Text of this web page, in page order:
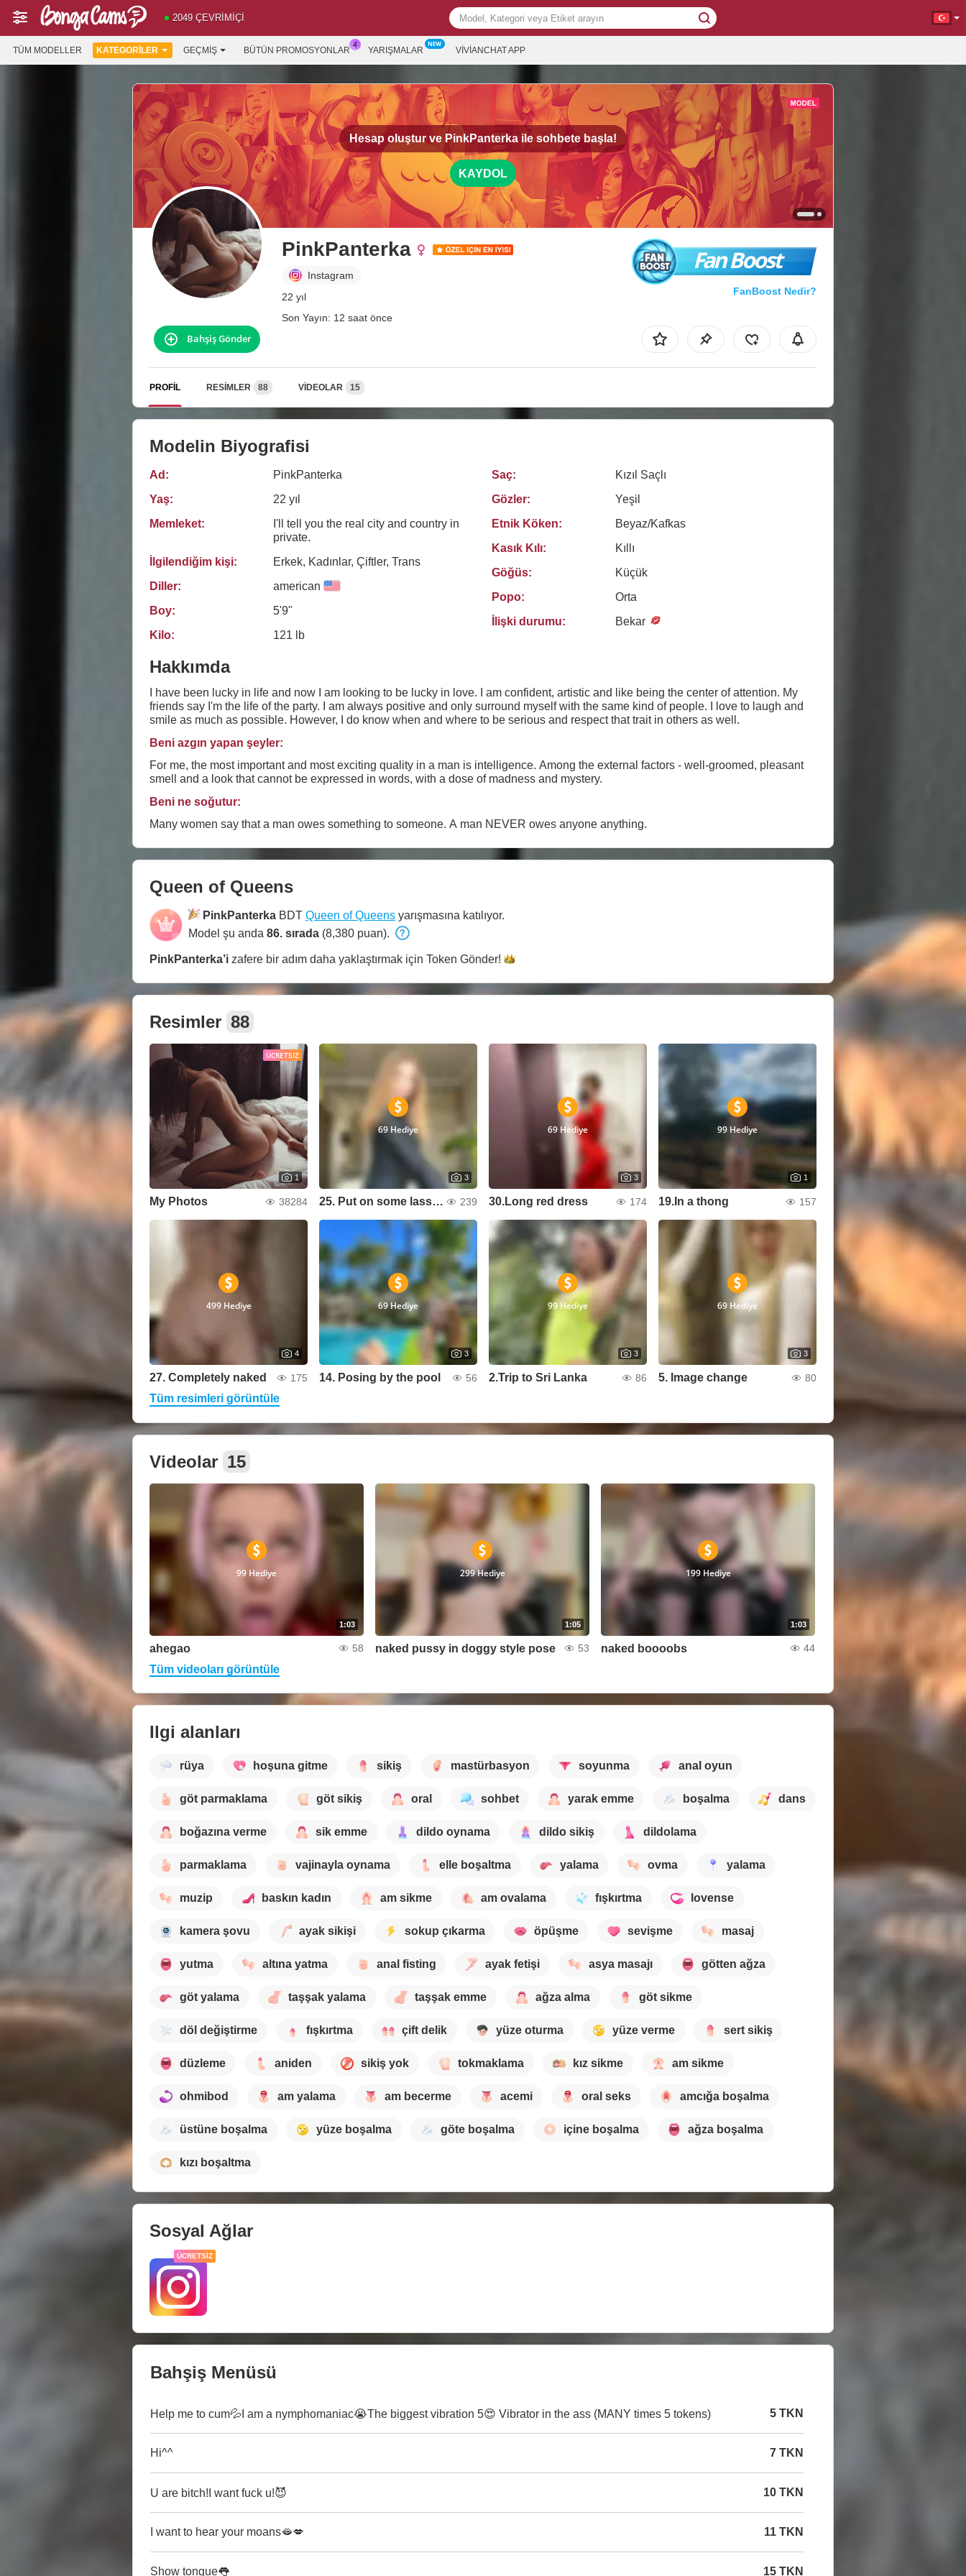
2049 ÇEVRIMIÇI
TÜM MODELLER KATEGORILER GEÇMIŞ BÜTÜN PROMOSYONLAR YARIŞMALAR VIVIANCHAT APP
Hesap oluştur ve PinkPanterka ile sohbete başla!
KAYDOL
PinkPanterka
Instagram
22 yıl
Son Yayın: 12 saat önce
Fan Boost
FanBoost Nedir?
Bahşiş Gönder
PROFIL RESIMLER 88 VIDEOLAR 15
Modelin Biyografisi
Ad:
PinkPanterka
Yaş:
22 yıl
Memleket:
I'll tell you the real city and country in
private.
İlgilendiğim kişi:
Erkek, Kadınlar, Çiftler, Trans
Diller:
american
Boy:
5'9"
Kilo:
121 lb
Saç:
Kızıl Saçlı
Gözler:
Yeşil
Etnik Köken:
Beyaz/Kafkas
Kasık Kılı:
Kıllı
Göğüs:
Küçük
Popo:
Orta
İlişki durumu:
Bekar
Hakkımda
I have been lucky in life and now I am looking to be lucky in love. I am confident, artistic and like being the center of attention. My
friends say I'm the life of the party. I am always positive and only surround myself with the same kind of people. I love to laugh and
smile as much as possible. However, I do know when and where to be serious and respect that trait in others as well.
Beni azgın yapan şeyler:
For me, the most important and most exciting quality in a man is intelligence. Among the external factors - well-groomed, pleasant
smell and a look that cannot be expressed in words, with a dose of madness and mystery.
Beni ne soğutur:
Many women say that a man owes something to someone. A man NEVER owes anyone anything.
Queen of Queens
PinkPanterka BDT Queen of Queens yarışmasına katılıyor.
Model şu anda 86. sırada (8,380 puan).
PinkPanterka’i zafere bir adım daha yaklaştırmak için Token Gönder!
Resimler 88
ÜCRETSIZ
1
My Photos 38284
69 Hediye
3
25. Put on some lassies 239
69 Hediye
3
30.Long red dress 174
99 Hediye
1
19.In a thong 157
499 Hediye
4
27. Completely naked 175
69 Hediye
3
14. Posing by the pool 56
99 Hediye
3
2.Trip to Sri Lanka 86
69 Hediye
3
5. Image change 80
Tüm resimleri görüntüle
Videolar 15
1:03
99 Hediye
ahegao 58
1:05
299 Hediye
naked pussy in doggy style pose 53
1:03
199 Hediye
naked boooobs 44
Tüm videoları görüntüle
Ilgi alanları
rüya hoşuna gitme sikiş mastürbasyon soyunma anal oyun
göt parmaklama göt sikiş oral sohbet yarak emme boşalma dans
boğazına verme sik emme dildo oynama dildo sikiş dildolama
parmaklama vajinayla oynama elle boşaltma yalama ovma yalama
muzip baskın kadın am sikme am ovalama fışkırtma lovense
kamera şovu ayak sikişi sokup çıkarma öpüşme sevişme masaj
yutma altına yatma anal fisting ayak fetişi asya masajı götten ağza
göt yalama taşşak yalama taşşak emme ağza alma göt sikme
döl değiştirme fışkırtma çift delik yüze oturma yüze verme sert sikiş
düzleme aniden sikiş yok tokmaklama kız sikme am sikme
ohmibod am yalama am becerme acemi oral seks amcığa boşalma
üstüne boşalma yüze boşalma göte boşalma içine boşalma ağza boşalma
kızı boşaltma
Sosyal Ağlar
ÜCRETSIZ
Bahşiş Menüsü
Help me to cum💦I am a nymphomaniac😭The biggest vibration 5😍 Vibrator in the ass (MANY times 5 tokens) 5 TKN
Hi^^ 7 TKN
U are bitch!I want fuck u!😈 10 TKN
I want to hear your moans🫦💋 11 TKN
Show tongue👅 15 TKN